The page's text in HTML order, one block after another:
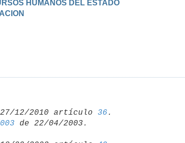
HUMANOS DEL ESTADO
12/2010 artículo 36